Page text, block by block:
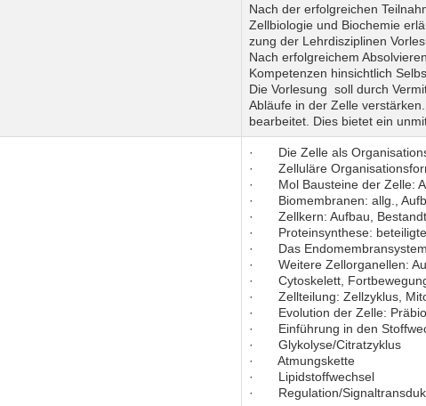
Nach der erfolgreichen
Zellbiologie und Biochemie
zung der Lehrdisziplinen
Nach erfolgreichem
Kompetenzen hinsichtlich
Die Vorlesung soll durch
Abläufe in der Zelle
bearbeitet. Dies bietet ein
· Die Zelle als
· Zelluläre
· Mol Bausteine der Zelle:
· Biomembranen: allg.,
· Zellkern: Aufbau,
· Proteinsynthese: beteiligte
· Das Endomembransystem
· Weitere Zellorganellen:
· Cytoskelett, Fortbewegung
· Zellteilung: Zellzyklus,
· Evolution der Zelle:
· Einführung in den
· Glykolyse/Citratzyklus
· Atmungskette
· Lipidstoffwechsel
· Regulation/